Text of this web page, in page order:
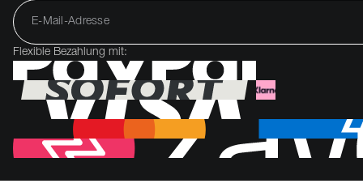
Flexible Bezahlung mit: